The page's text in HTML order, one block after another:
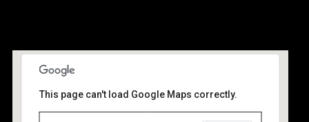
This page can't load Google Maps correctly.